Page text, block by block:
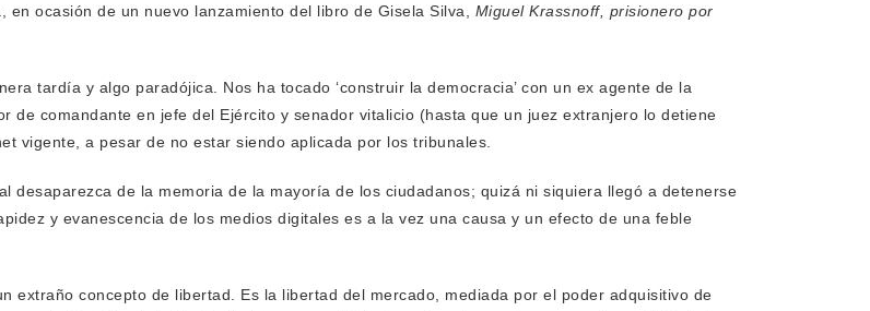
ocasión de un nuevo lanzamiento del libro de Gisela Silva, Miguel Krassnoff, prisionero por
tardía y algo paradójica. Nos ha tocado ‘construir la democracia’ con un ex agente de la
de comandante en jefe del Ejército y senador vitalicio (hasta que un juez extranjero lo detiene
vigente, a pesar de no estar siendo aplicada por los tribunales.
desaparezca de la memoria de la mayoría de los ciudadanos; quizá ni siquiera llegó a detenerse
y evanescencia de los medios digitales es a la vez una causa y un efecto de una feble
extraño concepto de libertad. Es la libertad del mercado, mediada por el poder adquisitivo de